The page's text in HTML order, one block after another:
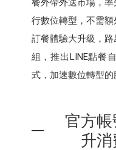
餐外帶外送市場，
行數位轉型，不需
訂餐體驗大升級，
組，推出LINE點餐
式，加速數位轉型的
官方
升